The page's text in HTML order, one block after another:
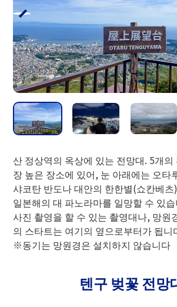
산 정상역의 옥상에 있는 전망대. 5개
장 높은 장소에 있어, 눈 아래에는 오타
샤코탄 반도나 대안의 한한별(쇼칸베
일본해의 대 파노라마를 일망할 수 있
사진 촬영을 할 수 있는 촬영대나, 망
의 스타트는 여기의 옆으로부터가 됩니
※동기는 망원경은 설치하지 않습니다
텐구 벚꽃 전망